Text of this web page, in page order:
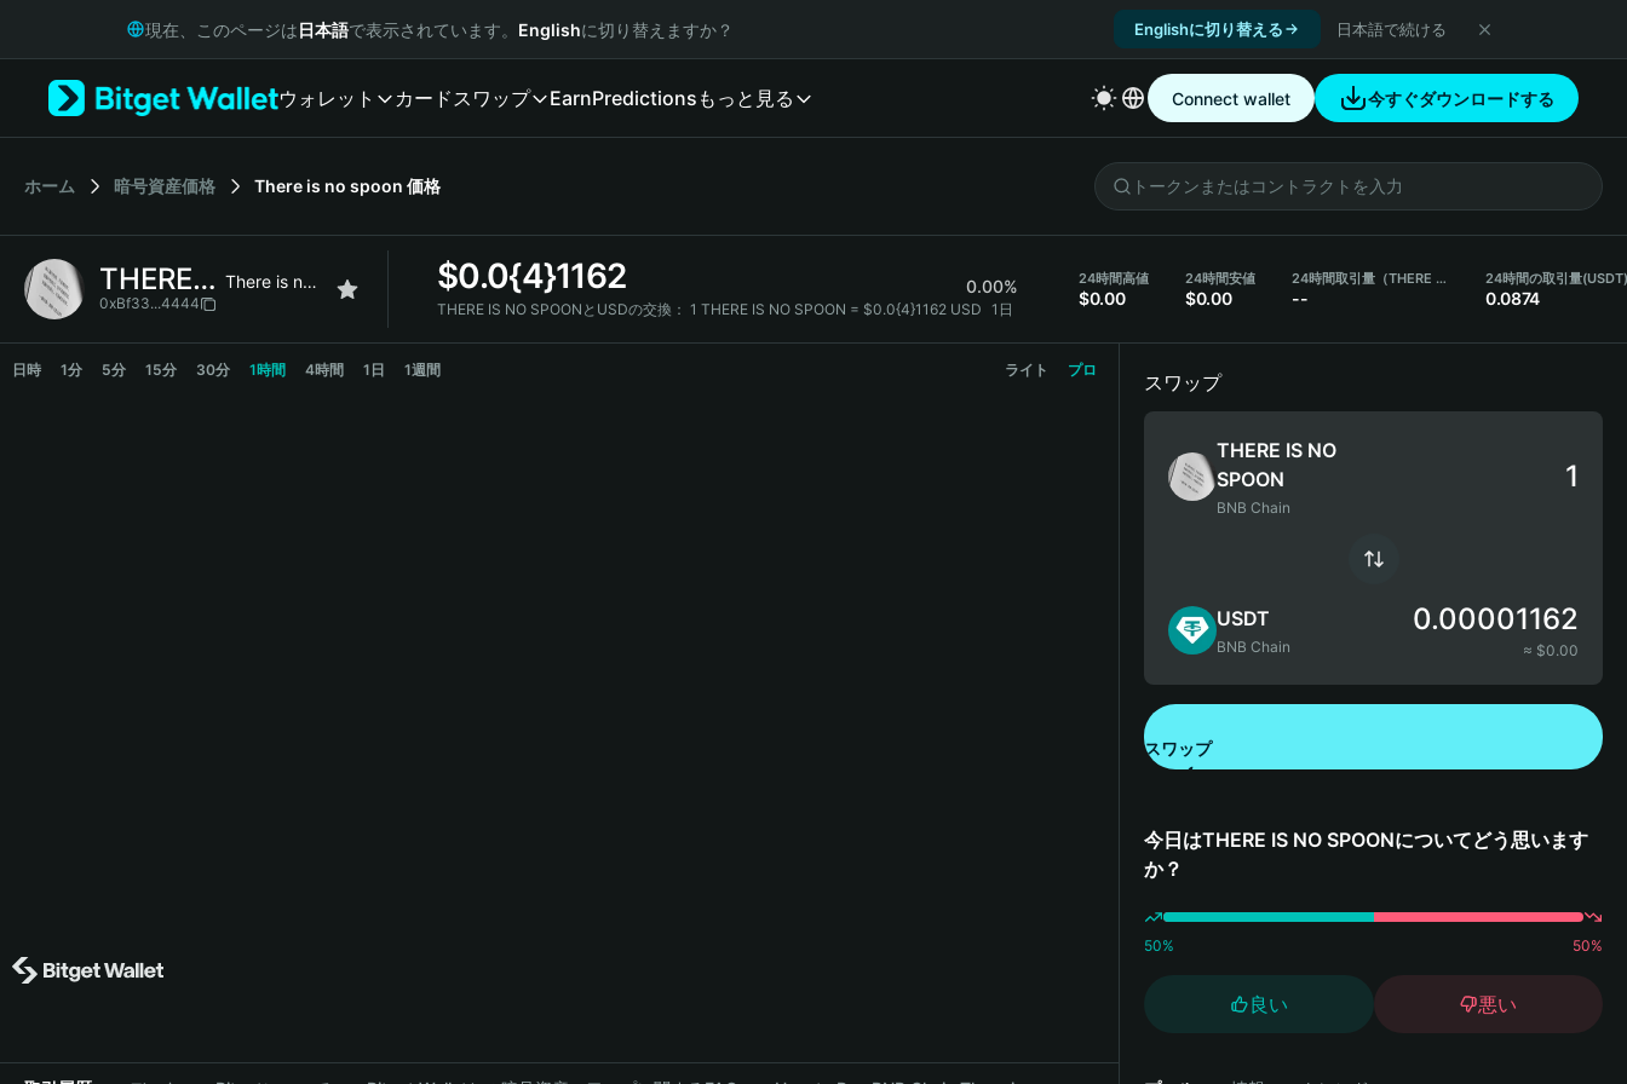
Русский
Italiano
简体中文
繁體中文
Bahasa Indonesia
現在、このページは日本語で表示されています。 Englishに切り替えますか？ Englishに切り替える 日本語で続ける
ウォレット カードスワップ EarnPredictions もっと見る Connect wallet 今すぐダウンロードする
ホーム 暗号資産価格 There is no spoon 価格
THERE IS NO SPOON There is no spoon
0xBf33...4444
$0.0{4}1162 0.00%
THERE IS NO SPOONとUSDの交換： 1 THERE IS NO SPOON = $0.0{4}1162 USD 1日
24時間高値
$0.00
24時間安値
$0.00
24時間取引量（THERE IS NO SPOON）
--
24時間の取引量(USDT)
0.0874
THERE IS NO SPOON Price Chart
日時 1分 5分 15分 30分 1時間 4時間 1日 1週間 ライト プロ
スワップ
THERE IS NO
SPOON
BNB Chain
USDT
BNB Chain
0.00001162
≈ $0.00
スワップ
今日はTHERE IS NO SPOONについてどう思います
か？
50% 50%
良い 悪い